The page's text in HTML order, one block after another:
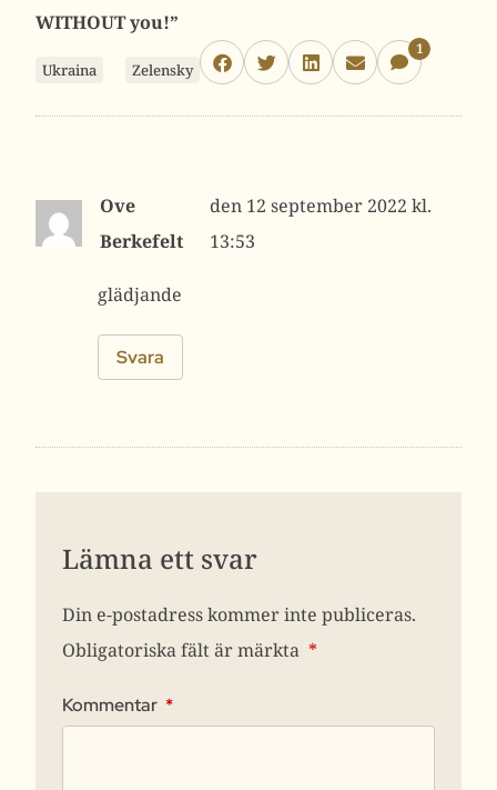
WITHOUT you!”
Ukraina Zelensky
1
Ove
Berkefelt
12 september 2022 kl.
13:53
glädjande
Svara
Lämna ett svar
Din e-postadress kommer inte publiceras.
Obligatoriska fält är märkta *
Kommentar *